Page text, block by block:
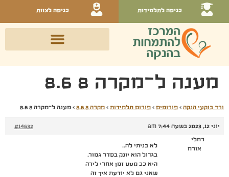
כניסה לתלמידות כניסה לצוות
מענה ל־מקרה 8 8.6
ורד בוקעי הנקה › פורומים › פורום תלמידות › מקרה 8 8.6 › מענה ל־מקרה 8 8.6
יוני 12, 2023 בשעה 7:44 am #14632
רחלי
אורח
לא בניתי לה..
בגדול הוא יונק בסדר גמור.
היא ככ מעט זמן אחרי לידה
שאני גם לא יודעת איך זה